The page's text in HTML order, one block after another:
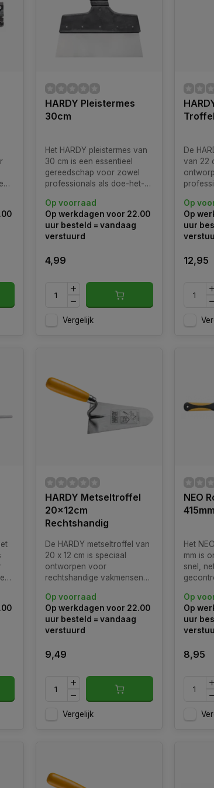
HARDY Pleistermes
30cm
Het HARDY pleistermes van
30 cm is een essentieel
gereedschap voor zowel
professionals als doe-het-
gladde en strakke afwerking
van pleisterwerk.
Op voorraad
Op werkdagen voor 22.00
uur besteld = vandaag
verstuurd
4,99
Vergelijk
De
van 22
metsel-
Op
Op
uur
12,95
HARDY Metseltroffel
20x12cm
Rechtshandig
De HARDY metseltroffel van
20 x 12 cm is speciaal
ontworpen voor
rechtshandige vakmensen
efficiëntie bij
metselwerkzaamheden. Met
zijn royale afmetingen is
deze troffel ideaal voor het
afwerklagen en kle
Op voorraad
Op werkdagen voor 22.00
uur besteld = vandaag
verstuurd
9,49
Vergelijk
NEO
Het
mm is
snel,
en
Op
Op
uur
8,95